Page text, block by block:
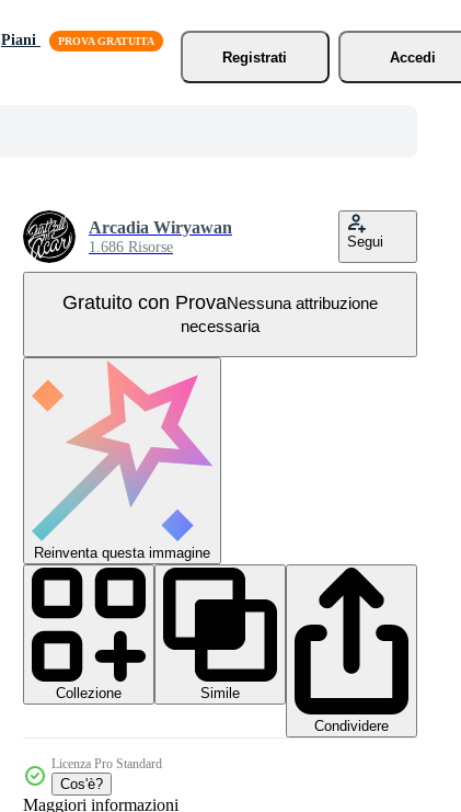
Piani
Registrati
Accedi
Arcadia Wiryawan
1.686 Risorse Segui
Gratuito con ProvaNessuna attribuzione
necessaria
Reinventa questa immagine
Collezione
Simile
Condividere
Licenza Pro Standard
Cos'è?
Maggiori informazioni